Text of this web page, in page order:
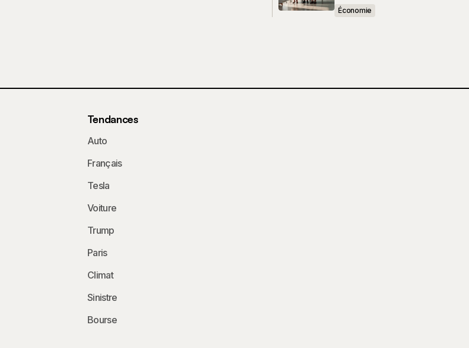
Économie
Tendances
Auto
Français
Tesla
Voiture
Trump
Paris
Climat
Sinistre
Bourse